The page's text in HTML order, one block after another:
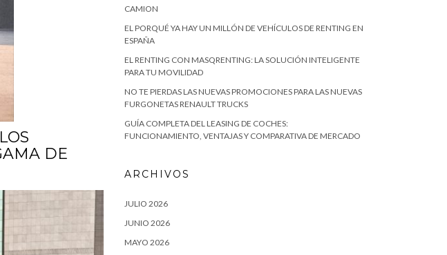
DE
CAMION
EL PORQUÉ YA HAY UN MILLÓN DE VEHÍCULOS DE RENTING EN
ESPAÑA
EL RENTING CON MASQRENTING: LA SOLUCIÓN INTELIGENTE
PARA TU MOVILIDAD
NO TE PIERDAS LAS NUEVAS PROMOCIONES PARA LAS NUEVAS
FURGONETAS RENAULT TRUCKS
GUÍA COMPLETA DEL LEASING DE COCHES:
FUNCIONAMIENTO, VENTAJAS Y COMPARATIVA DE MERCADO
ARCHIVOS
JULIO 2026
JUNIO 2026
MAYO 2026